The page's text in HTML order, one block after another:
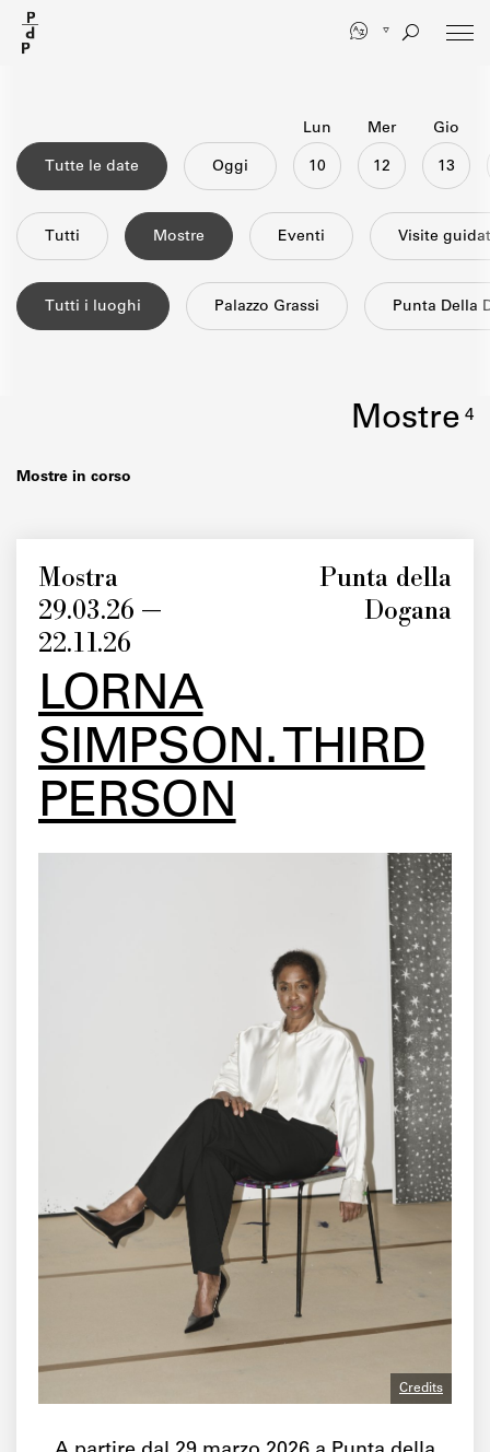
contenuto
principale
Tutte le date Oggi
Lun
10
Mer
12
Gio
13
Tutti mostre eventi visite
Tutti i luoghi Palazzo Grassi Punta Della
mostre 4
Mostre in corso
Mostra
29.03.26 —
22.11.26
Punta della
Dogana
LORNA
SIMPSON. THIRD
PERSON
Credits